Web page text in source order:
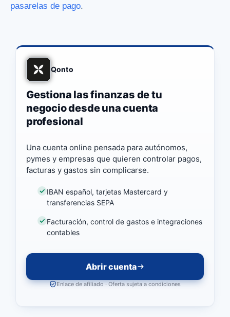
pasarelas de pago.
Qonto
Gestiona las finanzas de tu
negocio desde una cuenta
profesional
Una cuenta online pensada para autónomos,
pymes y empresas que quieren controlar pagos,
facturas y gastos sin complicarse.
IBAN español, tarjetas Mastercard y
transferencias SEPA
Facturación, control de gastos e integraciones
contables
Abrir cuenta
Enlace de afiliado · Oferta sujeta a condiciones